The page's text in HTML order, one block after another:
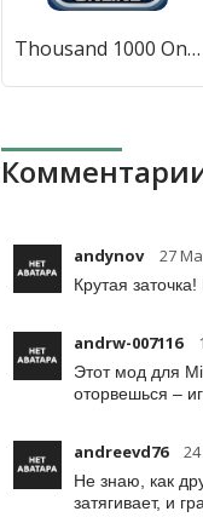
Thousand 1000 Online card game [МОД Меню] APK Android
andynov 27
Крутая
andrw-007116
Этот мод для
оторвешься –
andreevd76
Не знаю, как
затягивает, и